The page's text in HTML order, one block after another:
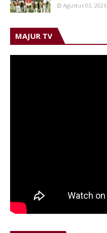
Agustus 03, 2026
MAJUR TV